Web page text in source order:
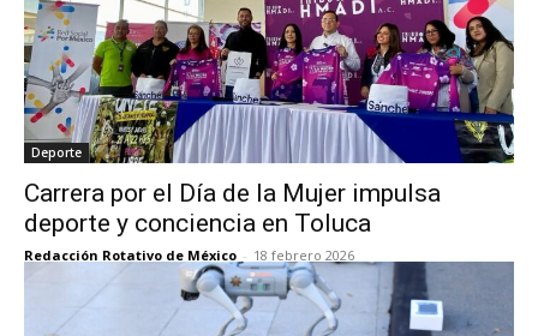
Deporte
Carrera por el Día de la Mujer impulsa
deporte y conciencia en Toluca
Redacción Rotativo de México - 18 febrero 2026